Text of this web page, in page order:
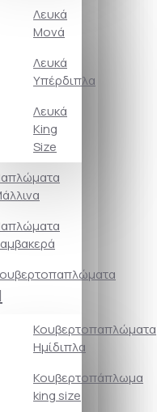
Λευκά
Μονά
Λευκά
Υπέρδιπλα
Λευκά
King
Size
Κουβερτοπαπλώματα
Ημίδιπλα
Κουβερτοπάπλωμα
king size